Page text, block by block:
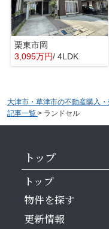
栗東市岡
3,095万円/ 4LDK
大津市・草津市の不動産購入
記事一覧 > ランドセル
トップ
トップ
物件を探す
更新情報